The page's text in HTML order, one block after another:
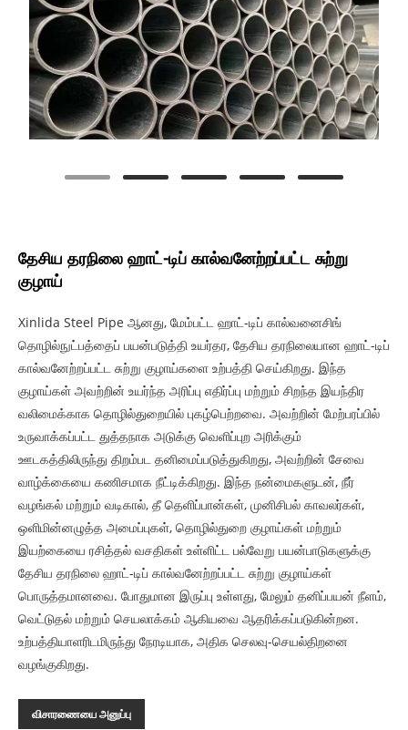
தேசிய தரநிலை ஹாட்-டிப் கால்வனேற்றப்பட்ட சுற்று
குழாய்
Xinlida Steel Pipe ஆனது, மேம்பட்ட ஹாட்-டிப் கால்வனைசிங்
தொழில்நுட்பத்தைப் பயன்படுத்தி உயர்தர, தேசிய தரநிலையான ஹாட்-டிப்
கால்வனேற்றப்பட்ட சுற்று குழாய்களை உற்பத்தி செய்கிறது. இந்த
குழாய்கள் அவற்றின் உயர்ந்த அரிப்பு எதிர்ப்பு மற்றும் சிறந்த இயந்திர
வலிமைக்காக தொழில்துறையில் புகழ்பெற்றவை. அவற்றின் மேற்பரப்பில்
உருவாக்கப்பட்ட துத்தநாக அடுக்கு வெளிப்புற அரிக்கும்
ஊடகத்திலிருந்து திறம்பட தனிமைப்படுத்துகிறது, அவற்றின் சேவை
வாழ்க்கையை கணிசமாக நீட்டிக்கிறது. இந்த நன்மைகளுடன், நீர்
வழங்கல் மற்றும் வடிகால், தீ தெளிப்பான்கள், முனிசிபல் காவலர்கள்,
ஒளிமின்னழுத்த அமைப்புகள், தொழில்துறை குழாய்கள் மற்றும்
இயற்கையை ரசித்தல் வசதிகள் உள்ளிட்ட பல்வேறு பயன்பாடுகளுக்கு
தேசிய தரநிலை ஹாட்-டிப் கால்வனேற்றப்பட்ட சுற்று குழாய்கள்
பொருத்தமானவை. போதுமான இருப்பு உள்ளது, மேலும் தனிப்பயன் நீளம்,
வெட்டுதல் மற்றும் செயலாக்கம் ஆகியவை ஆதரிக்கப்படுகின்றன.
உற்பத்தியாளரிடமிருந்து நேரடியாக, அதிக செலவு-செயல்திறனை
வழங்குகிறது.
விசாரணையை அனுப்பு